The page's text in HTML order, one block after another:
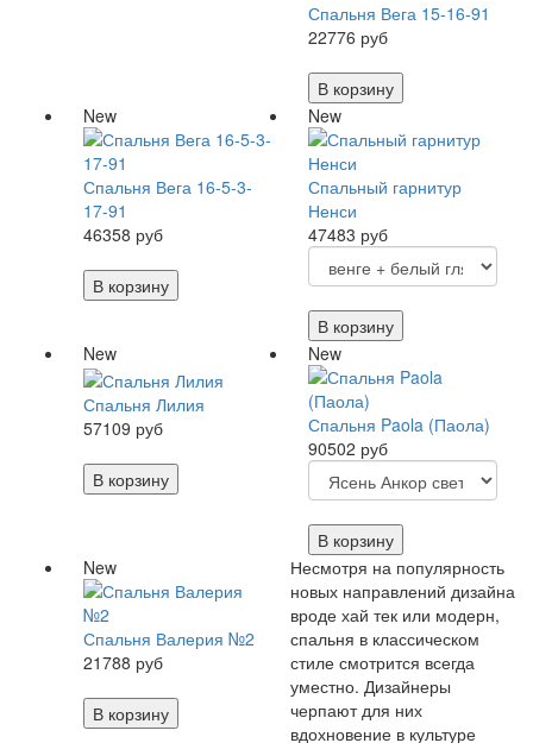
Спальня Вега 15-16-91
22776 руб
В корзину
New
Спальня Вега 16-5-3-
17-91
46358 руб
В корзину
New
Спальный гарнитур
Ненси
47483 руб
В корзину
New
Спальня Лилия
57109 руб
В корзину
New
Спальня Paola (Паола)
90502 руб
В корзину
New
Спальня Валерия №2
21788 руб
В корзину
Несмотря на популярность
новых направлений дизайна
вроде хай тек или модерн,
спальня в классическом
стиле смотрится всегда
уместно. Дизайнеры
черпают для них
вдохновение в культуре